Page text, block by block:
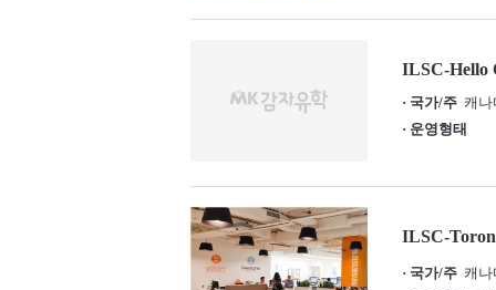
ILSC-Hello
· 국가/주 캐나
· 운영형태
ILSC-
· 국가/주 캐나